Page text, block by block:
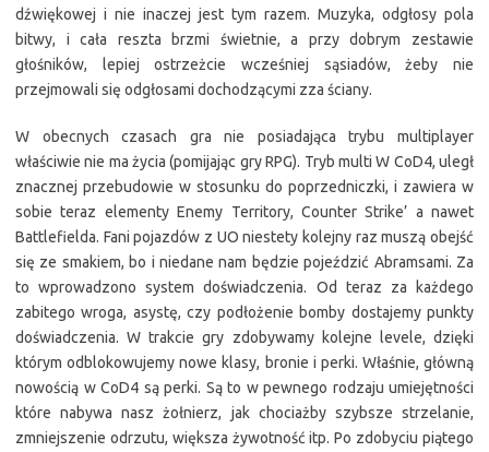
dźwiękowej i nie inaczej jest tym razem. Muzyka, odgłosy pola
bitwy, i cała reszta brzmi świetnie, a przy dobrym zestawie
głośników, lepiej ostrzeżcie wcześniej sąsiadów, żeby nie
przejmowali się odgłosami dochodzącymi zza ściany.
W obecnych czasach gra nie posiadająca trybu multiplayer
właściwie nie ma życia (pomijając gry RPG). Tryb multi W CoD4, uległ
znacznej przebudowie w stosunku do poprzedniczki, i zawiera w
sobie teraz elementy Enemy Territory, Counter Strike’ a nawet
Battlefielda. Fani pojazdów z UO niestety kolejny raz muszą obejść
się ze smakiem, bo i niedane nam będzie pojeździć Abramsami. Za
to wprowadzono system doświadczenia. Od teraz za każdego
zabitego wroga, asystę, czy podłożenie bomby dostajemy punkty
doświadczenia. W trakcie gry zdobywamy kolejne levele, dzięki
którym odblokowujemy nowe klasy, bronie i perki. Właśnie, główną
nowością w CoD4 są perki. Są to w pewnego rodzaju umiejętności
które nabywa nasz żołnierz, jak chociażby szybsze strzelanie,
zmniejszenie odrzutu, większa żywotność itp. Po zdobyciu piątego